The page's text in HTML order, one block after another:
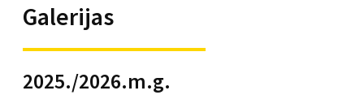
Galerijas
2025./2026.m.g.